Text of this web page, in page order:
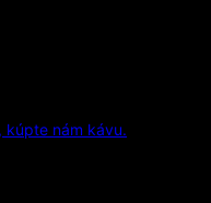
kúpte nám kávu.